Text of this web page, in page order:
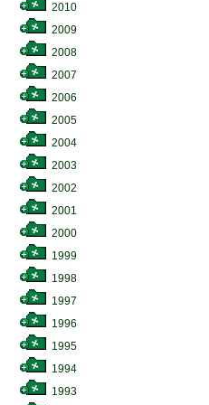
2010
2009
2008
2007
2006
2005
2004
2003
2002
2001
2000
1999
1998
1997
1996
1995
1994
1993